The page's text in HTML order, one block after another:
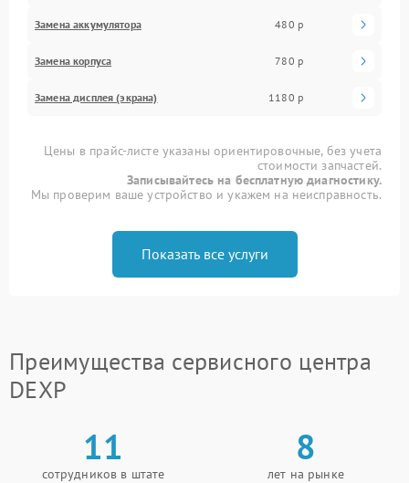
Замена аккумулятора 480 р
Замена корпуса 780 р
Замена дисплея (экрана) 1180 р
Цены в прайс-листе указаны ориентировочные, без учета
стоимости запчастей.
Записывайтесь на бесплатную диагностику.
Мы проверим ваше устройство и укажем на неисправность.
Показать все услуги
Преимущества сервисного центра
DEXP
11
сотрудников в штате
8
лет на рынке